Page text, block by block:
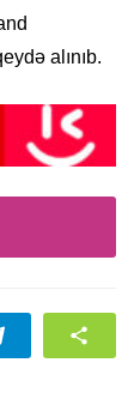
alınıb.